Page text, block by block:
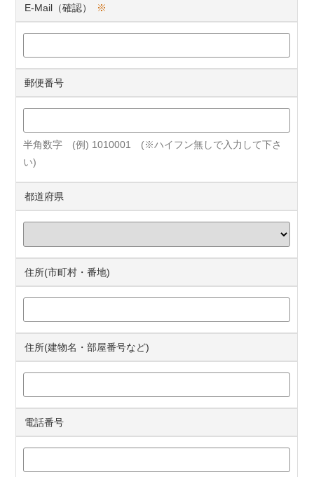
E-Mail（確認） ※
郵便番号
半角数字 (例) 1010001 (※ハイフン無しで入力して下さ
い)
都道府県
住所(市町村・番地)
住所(建物名・部屋番号など)
電話番号